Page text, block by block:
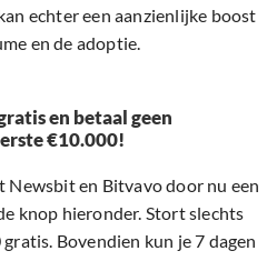
echter een aanzienlijke boost
en de adoptie.
en betaal geen
€10.000!
Newsbit en Bitvavo door nu een
knop hieronder. Stort slechts
Bovendien kun je 7 dagen